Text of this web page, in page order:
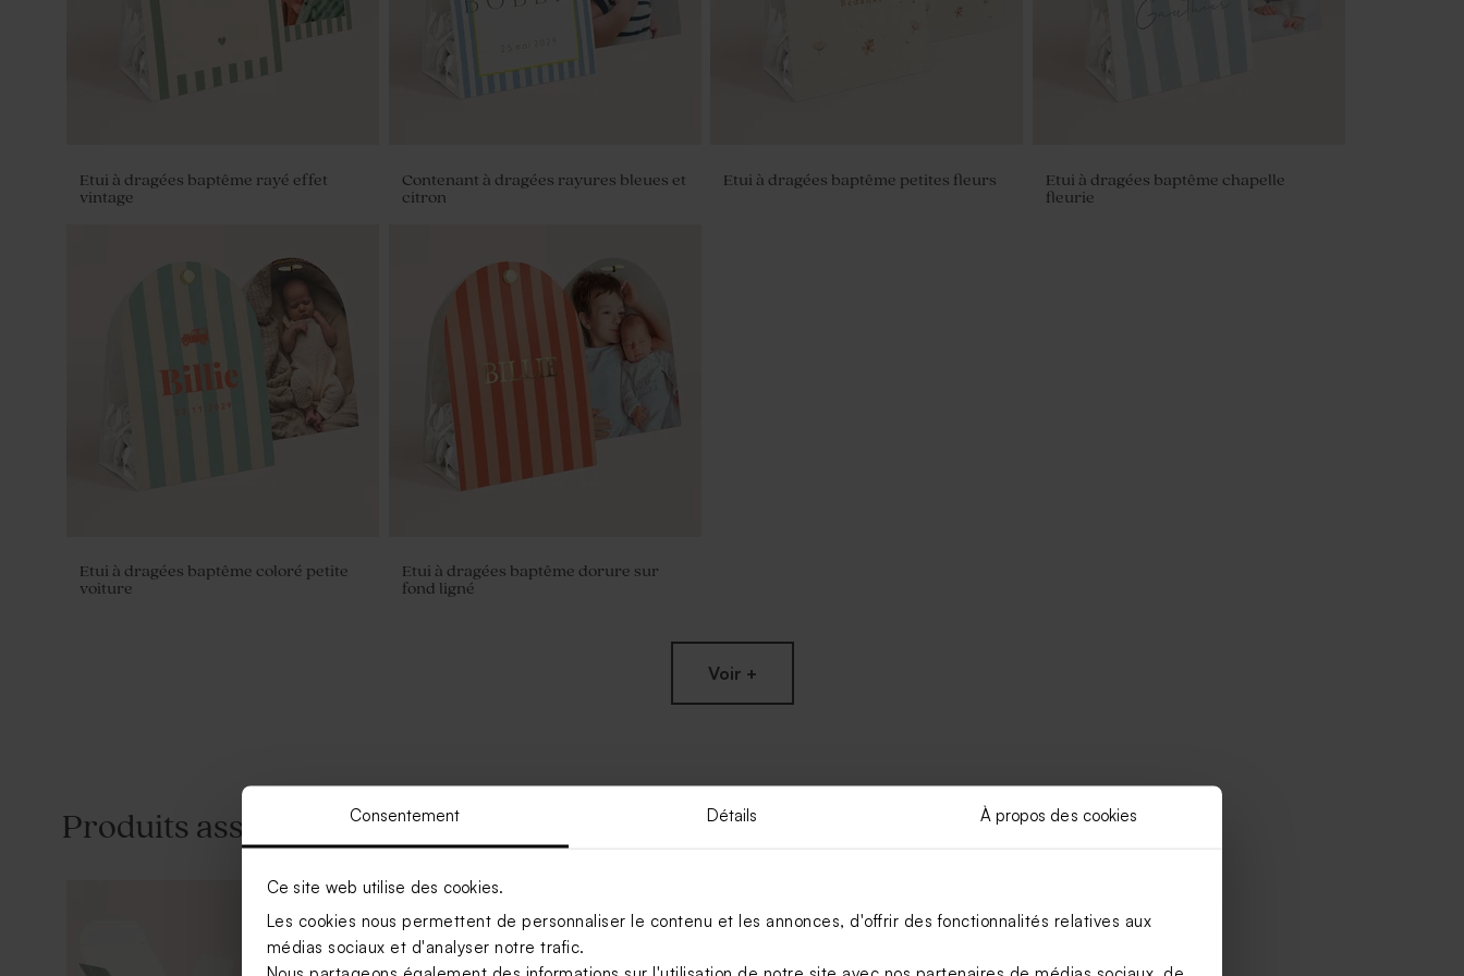
Consentement Détails À propos des cookies
Ce site web utilise des cookies.
Les cookies nous permettent de personnaliser le contenu et les annonces, d'offrir des fonctionnalités relatives aux
médias sociaux et d'analyser notre trafic.
Etui à dragées baptême rayé effet
vintage
Contenant à dragées rayures bleues et
citron
Etui à dragées baptême petites fleurs
Etui à dragées baptême chapelle
fleurie
Etui à dragées baptême coloré petite
voiture
Etui à dragées baptême dorure sur
fond ligné
Voir +
Produits associés